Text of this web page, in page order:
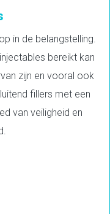
in de belangstelling.
bereikt kan
zijn en vooral ook
fillers met een
van veiligheid en